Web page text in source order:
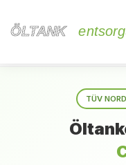
ÖLTANK
ÖLTANK
TÜV